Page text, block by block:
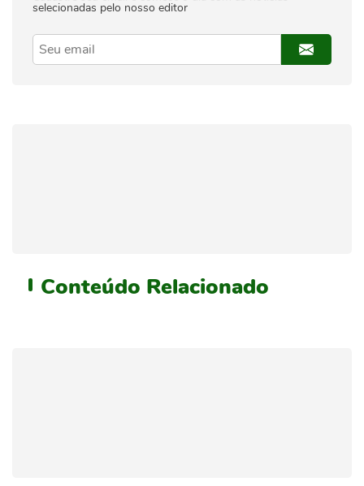
selecionadas pelo nosso editor
Conteúdo Relacionado